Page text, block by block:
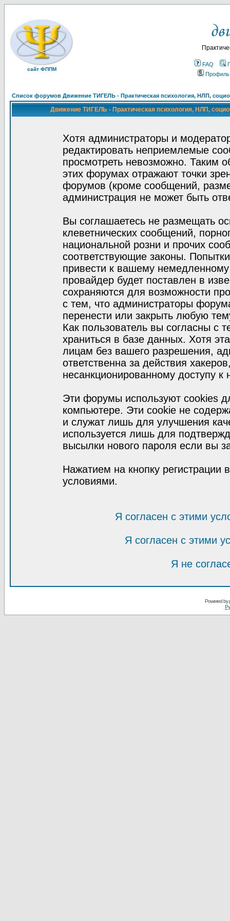
сайт ФППМ
FAQ
Профиль
Список форумов Движение ТИГЕЛЬ - Практическая психология, НЛП,
Движение ТИГЕЛЬ - Практическая психология, НЛП,
Хотя администраторы и
редактировать неприемлемые
просмотреть невозможно. Таким
этих форумах отражают точки
форумов (кроме сообщений,
администрация не может быть
Вы соглашаетесь не размещать
клеветнических сообщений,
национальной розни и прочих
соответствующие законы.
привести к вашему
провайдер будет поставлен в
сохраняются для возможности
с тем, что администраторы
перенести или закрыть любую
Как пользователь вы согласны с
храниться в базе данных. Хотя
лицам без вашего разрешения,
ответственна за действия
несанкционированному доступу к
Эти форумы используют cookies
компьютере. Эти cookie не
и служат лишь для улучшения
используется лишь для
высылки нового пароля если вы
Нажатием на кнопку регистрации
условиями.
Я согласен с этими
Я согласен с этими
Я не
Powered by